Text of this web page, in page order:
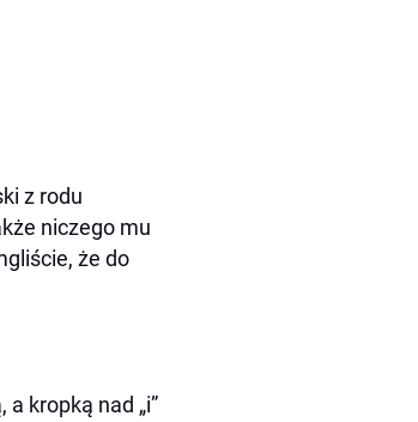
z rodu
niczego mu
że do
a kropką nad „i”